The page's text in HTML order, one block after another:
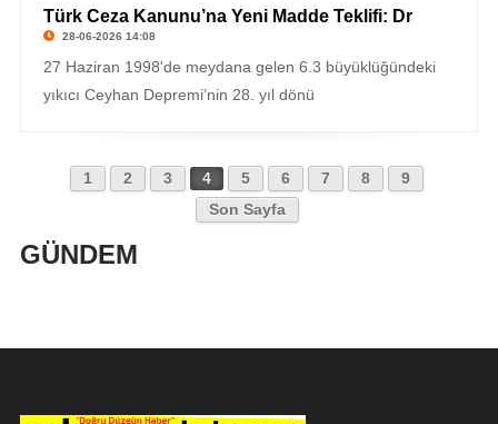
Türk Ceza Kanunu’na Yeni Madde Teklifi: Dr
28-06-2026 14:08
27 Haziran 1998'de meydana gelen 6.3 büyüklüğündeki
yıkıcı Ceyhan Depremi’nin 28. yıl dönü
1 2 3 4 5 6 7 8
9
Son Sayfa
GÜNDEM